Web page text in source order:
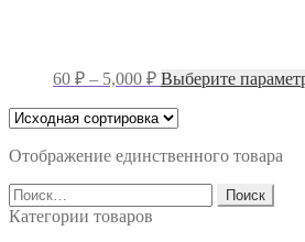
60 ₽ – 5,000 ₽Диапазон
60 ₽
5,000 ₽
Выберите
Отображение единственного товара
Найти:
Категории товаров